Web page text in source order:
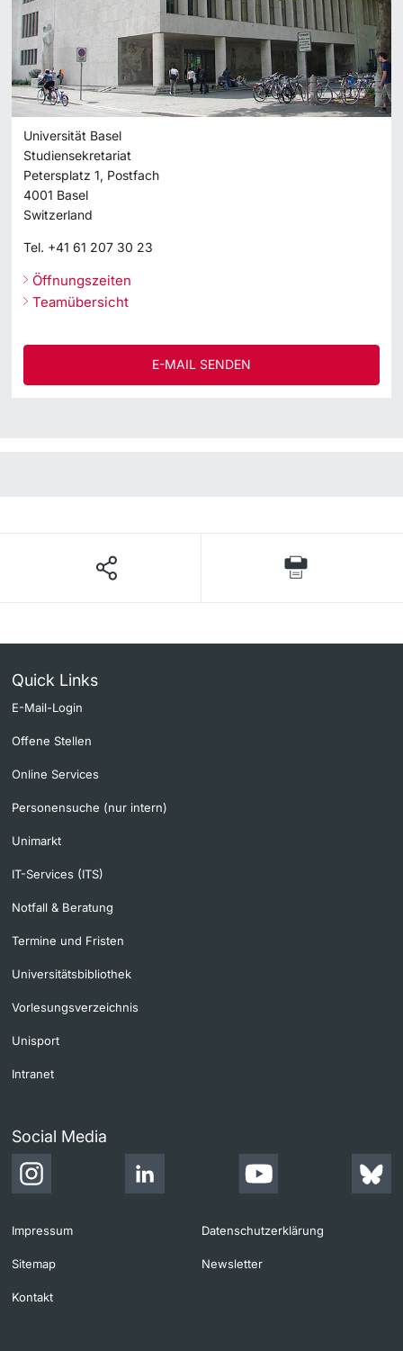
Universität Basel
Studiensekretariat
Petersplatz 1, Postfach
4001 Basel
Switzerland
Tel. +41 61 207 30 23
Öffnungszeiten
Teamübersicht
E-MAIL SENDEN
Quick Links
E-Mail-Login
Offene Stellen
Online Services
Personensuche (nur intern)
Unimarkt
IT-Services (ITS)
Notfall & Beratung
Termine und Fristen
Universitätsbibliothek
Vorlesungsverzeichnis
Unisport
Intranet
Social Media
Impressum Datenschutzerklärung
Sitemap Newsletter
Kontakt